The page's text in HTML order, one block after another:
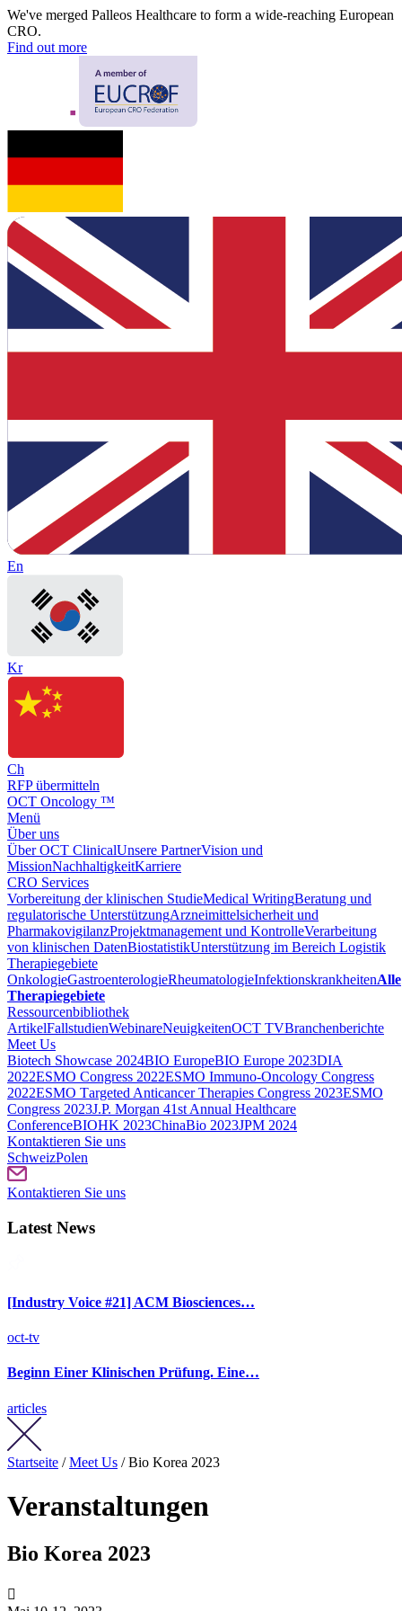
We've merged Palleos Healthcare to form a wide-reaching European
CRO.
Find out more
En
Kr
Ch
RFP übermitteln
OCT Oncology ™
Menü
Über uns
Über OCT ClinicalUnsere PartnerVision und
MissionNachhaltigkeitKarriere
CRO Services
Vorbereitung der klinischen StudieMedical WritingBeratung und
regulatorische UnterstützungArzneimittelsicherheit und
PharmakovigilanzProjektmanagement und KontrolleVerarbeitung
von klinischen DatenBiostatistikUnterstützung im Bereich Logistik
Therapiegebiete
OnkologieGastroenterologieRheumatologieInfektionskrankheitenAlle
Therapiegebiete
Ressourcenbibliothek
ArtikelFallstudienWebinareNeuigkeitenOCT TVBranchenberichte
Meet Us
Biotech Showcase 2024BIO EuropeBIO Europe 2023DIA
2022ESMO Congress 2022ESMO Immuno-Oncology Congress
2022ESMO Тargeted Anticancer Therapies Congress 2023ESMO
Congress 2023J.P. Morgan 41st Annual Healthcare
ConferenceBIOHK 2023ChinaBio 2023JPM 2024
Kontaktieren Sie uns
SchweizPolen
Kontaktieren Sie uns
Latest News
[Industry Voice #21] ACM Biosciences…
oct-tv
Beginn Einer Klinischen Prüfung. Eine…
articles
Startseite /Meet Us / Bio Korea 2023
Veranstaltungen
Bio Korea 2023
